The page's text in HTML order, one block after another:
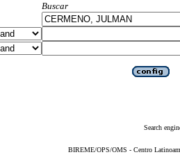
Buscar
Search
BIREME/OPS/OMS - Centro